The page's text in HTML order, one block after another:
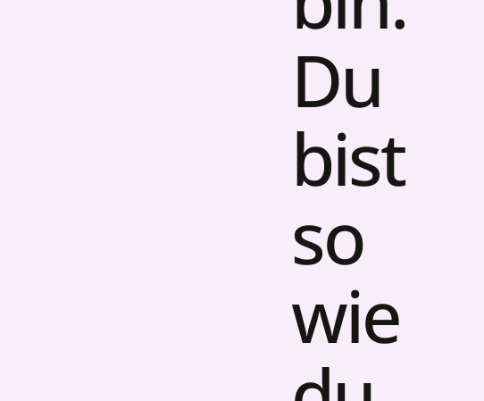
Du
bist
so
wie